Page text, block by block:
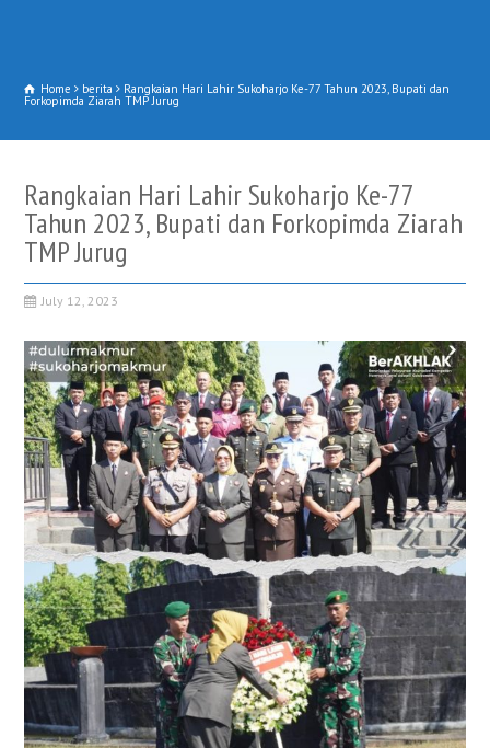
Home berita Rangkaian Hari Lahir Sukoharjo Ke-77 Tahun 2023, Bupati dan
Forkopimda Ziarah TMP Jurug
Rangkaian Hari Lahir Sukoharjo Ke-77
Tahun 2023, Bupati dan Forkopimda Ziarah
TMP Jurug
July 12, 2023